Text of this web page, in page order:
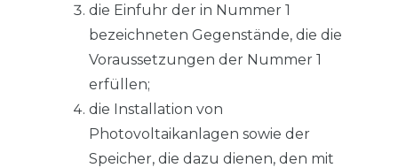
die Einfuhr der in Nummer 1
bezeichneten Gegenstände, die die
Voraussetzungen der Nummer 1
erfüllen;
die Installation von
Photovoltaikanlagen sowie der
Speicher, die dazu dienen, den mit